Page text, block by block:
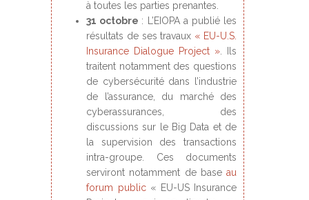
à toutes les parties prenantes.
31 octobre : L’EIOPA a publié les
résultats de ses travaux « EU-U.S.
Insurance Dialogue Project » . Ils
traitent notamment des questions
de cybersécurité dans l’industrie
de l’assurance, du marché des
cyberassurances, des
discussions sur le Big Data et de
la supervision des transactions
intra-groupe. Ces documents
serviront notamment de base au
forum public« EU-US Insurance